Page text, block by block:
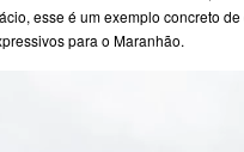
esse é um exemplo concreto
para o Maranhão.